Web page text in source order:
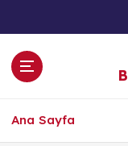
Ana Sayfa